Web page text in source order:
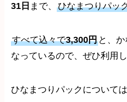
31日 まで、ひなまつりパッ
すべて込々で3,300円 と、
なっているので、ぜひ利用
ひなまつりパックについて